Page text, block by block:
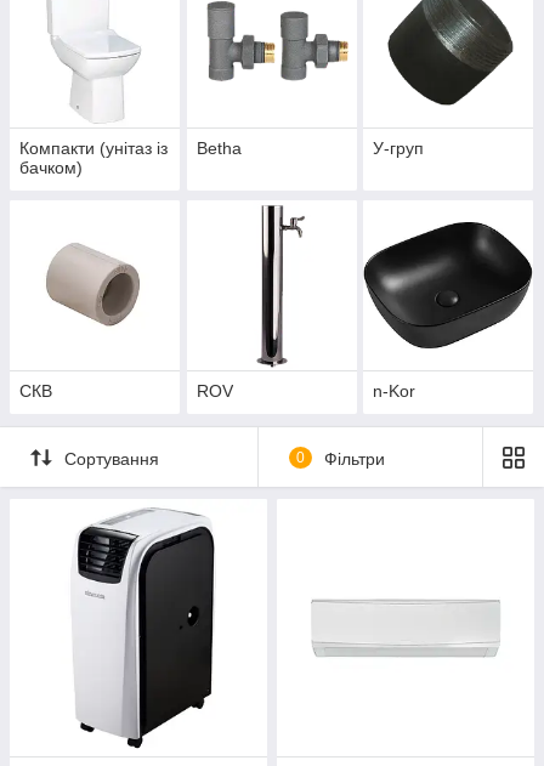
Компакти (унітаз із
бачком)
Betha У-груп
СКВ ROV n-Kor
Сортування 0 Фільтри